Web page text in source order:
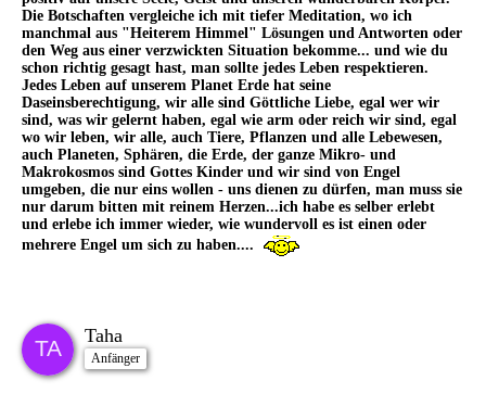
Die Botschaften vergleiche ich mit tiefer Meditation, wo ich
manchmal aus "Heiterem Himmel" Lösungen und Antworten oder
den Weg aus einer verzwickten Situation bekomme... und wie du
schon richtig gesagt hast, man sollte jedes Leben respektieren.
Jedes Leben auf unserem Planet Erde hat seine
Daseinsberechtigung, wir alle sind Göttliche Liebe, egal wer wir
sind, was wir gelernt haben, egal wie arm oder reich wir sind, egal
wo wir leben, wir alle, auch Tiere, Pflanzen und alle Lebewesen,
auch Planeten, Sphären, die Erde, der ganze Mikro- und
Makrokosmos sind Gottes Kinder und wir sind von Engel
umgeben, die nur eins wollen - uns dienen zu dürfen, man muss sie
nur darum bitten mit reinem Herzen...ich habe es selber erlebt
und erlebe ich immer wieder, wie wundervoll es ist einen oder
mehrere Engel um sich zu haben....
Taha
Anfänger